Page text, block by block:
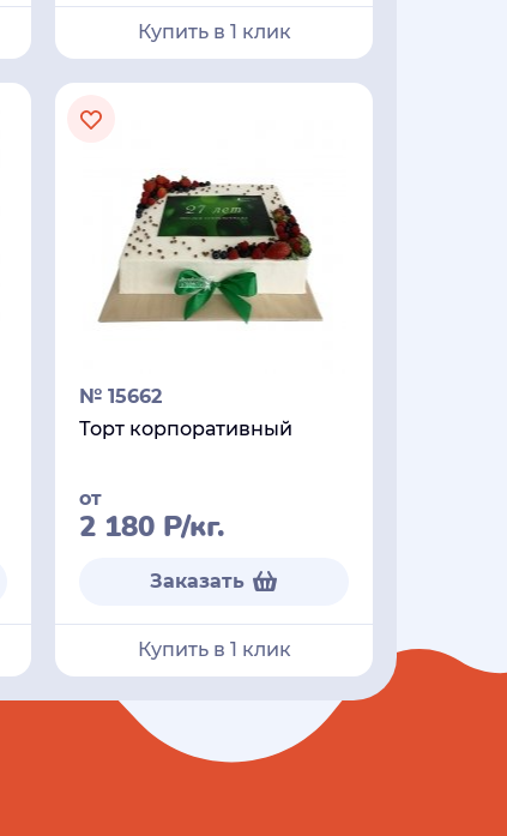
Купить в 1 клик
№ 15662
Торт корпоративный
от
2 180 Р/кг.
Заказать
Купить в 1 клик